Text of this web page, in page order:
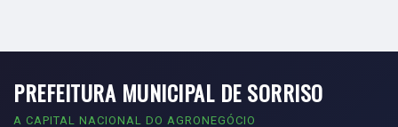
PREFEITURA MUNICIPAL DE SORRISO
A CAPITAL NACIONAL DO AGRONEGÓCIO